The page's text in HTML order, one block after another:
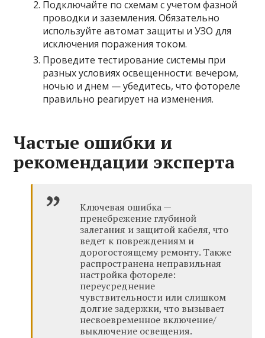
Подключайте по схемам с учетом фазной
проводки и заземления. Обязательно
используйте автомат защиты и УЗО для
исключения поражения током.
Проведите тестирование системы при
разных условиях освещенности: вечером,
ночью и днем — убедитесь, что фотореле
правильно реагирует на изменения.
Частые ошибки и
рекомендации эксперта
Ключевая ошибка —
пренебрежение глубиной
залегания и защитой кабеля, что
ведет к повреждениям и
дорогостоящему ремонту. Также
распространена неправильная
настройка фотореле:
переусреднение
чувствительности или слишком
долгие задержки, что вызывает
несвоевременное включение/
выключение освещения.